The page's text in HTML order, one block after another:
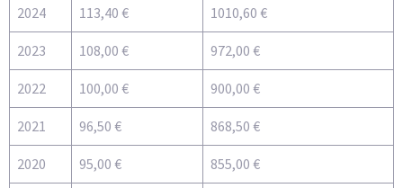
2024 113,40 € 1010,60 €
2023 108,00 € 972,00 €
2022 100,00 € 900,00 €
2021 96,50 € 868,50 €
2020 95,00 € 855,00 €